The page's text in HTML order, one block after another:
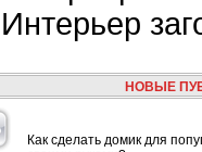
Интерьер
НОВЫЕ
Как сделать домик для